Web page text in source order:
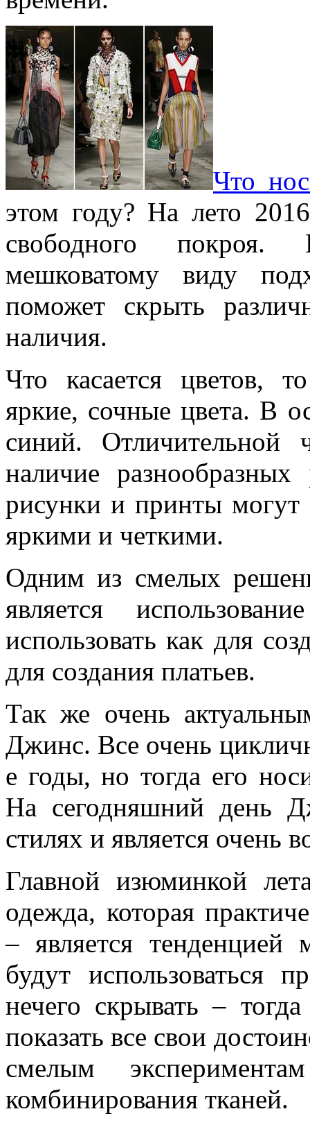
Что
этом году? На лето
свободного покроя.
мешковатому виду
поможет скрыть
наличия.
Что касается цветов,
яркие, сочные цвета. В
синий. Отличительной
наличие
рисунки и принты могут
яркими и четкими.
Одним из смелых
является
использовать как для
для создания платьев.
Так же очень
Джинс. Все очень
е годы, но тогда его
На сегодняшний день
стилях и является очень
Главной изюминкой
одежда, которая
– является тенденцией
будут использоваться
нечего скрывать –
показать все свои
смелым
комбинирования тканей.